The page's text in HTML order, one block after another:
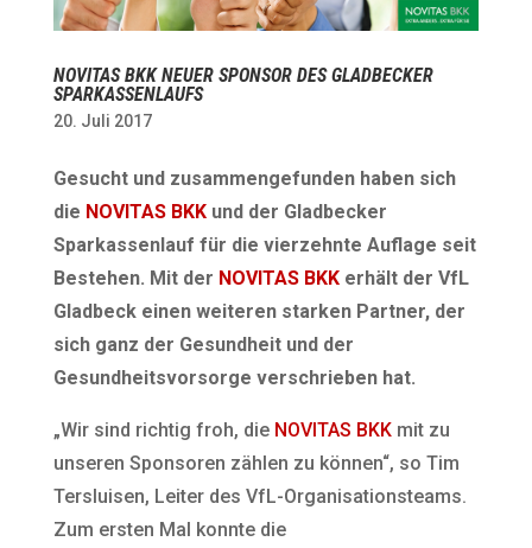
NOVITAS BKK NEUER SPONSOR DES GLADBECKER
SPARKASSENLAUFS
20. Juli 2017
Gesucht und zusammengefunden haben sich
die NOVITAS BKKund der Gladbecker
Sparkassenlauf für die vierzehnte Auflage seit
Bestehen. Mit der NOVITAS BKKerhält der VfL
Gladbeck einen weiteren starken Partner, der
sich ganz der Gesundheit und der
Gesundheitsvorsorge verschrieben hat.
„Wir sind richtig froh, die NOVITAS BKKmit zu
unseren Sponsoren zählen zu können“, so Tim
Tersluisen, Leiter des VfL-Organisationsteams.
Zum ersten Mal konnte die